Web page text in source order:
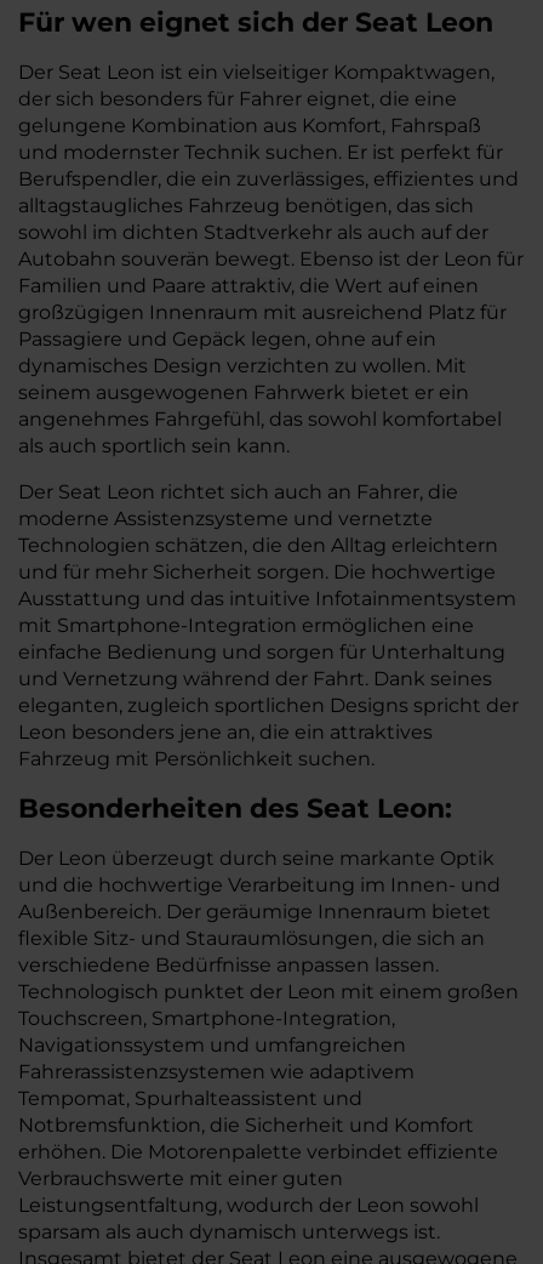
Für wen eignet sich der Seat Leon
Der Seat Leon ist ein vielseitiger Kompaktwagen,
der sich besonders für Fahrer eignet, die eine
gelungene Kombination aus Komfort, Fahrspaß
und modernster Technik suchen. Er ist perfekt für
Berufspendler, die ein zuverlässiges, effizientes und
alltagstaugliches Fahrzeug benötigen, das sich
sowohl im dichten Stadtverkehr als auch auf der
Autobahn souverän bewegt. Ebenso ist der Leon für
Familien und Paare attraktiv, die Wert auf einen
großzügigen Innenraum mit ausreichend Platz für
Passagiere und Gepäck legen, ohne auf ein
dynamisches Design verzichten zu wollen. Mit
seinem ausgewogenen Fahrwerk bietet er ein
angenehmes Fahrgefühl, das sowohl komfortabel
als auch sportlich sein kann.
Der Seat Leon richtet sich auch an Fahrer, die
moderne Assistenzsysteme und vernetzte
Technologien schätzen, die den Alltag erleichtern
und für mehr Sicherheit sorgen. Die hochwertige
Ausstattung und das intuitive Infotainmentsystem
mit Smartphone-Integration ermöglichen eine
einfache Bedienung und sorgen für Unterhaltung
und Vernetzung während der Fahrt. Dank seines
eleganten, zugleich sportlichen Designs spricht der
Leon besonders jene an, die ein attraktives
Fahrzeug mit Persönlichkeit suchen.
Besonderheiten des Seat Leon:
Der Leon überzeugt durch seine markante Optik
und die hochwertige Verarbeitung im Innen- und
Außenbereich. Der geräumige Innenraum bietet
flexible Sitz- und Stauraumlösungen, die sich an
verschiedene Bedürfnisse anpassen lassen.
Technologisch punktet der Leon mit einem großen
Touchscreen, Smartphone-Integration,
Navigationssystem und umfangreichen
Fahrerassistenzsystemen wie adaptivem
Tempomat, Spurhalteassistent und
Notbremsfunktion, die Sicherheit und Komfort
erhöhen. Die Motorenpalette verbindet effiziente
Verbrauchswerte mit einer guten
Leistungsentfaltung, wodurch der Leon sowohl
sparsam als auch dynamisch unterwegs ist.
Insgesamt bietet der Seat Leon eine ausgewogene